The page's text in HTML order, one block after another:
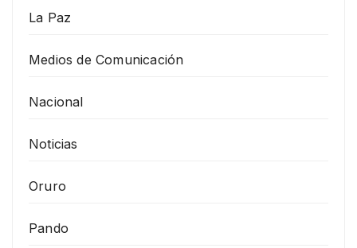
La Paz
Medios de Comunicación
Nacional
Noticias
Oruro
Pando